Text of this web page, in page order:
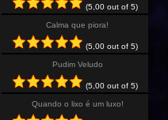
(5,00 out of 5)
Calma que piora!
(5,00 out of 5)
Pudim Veludo
(5,00 out of 5)
Quando o lixo é um luxo!